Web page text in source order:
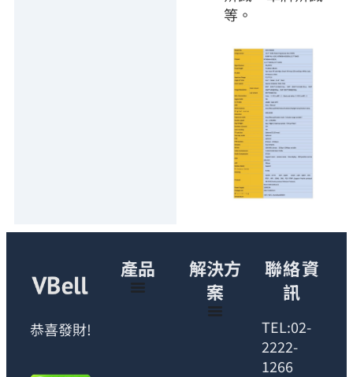
等。
恭喜發財!
產品
解決方
案
聯絡資
訊
TEL:02-
2222-
1266